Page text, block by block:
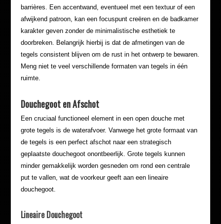
barrières. Een accentwand, eventueel met een textuur of een
afwijkend patroon, kan een focuspunt creëren en de badkamer
karakter geven zonder de minimalistische esthetiek te
doorbreken. Belangrijk hierbij is dat de afmetingen van de
tegels consistent blijven om de rust in het ontwerp te bewaren.
Meng niet te veel verschillende formaten van tegels in één
ruimte.
Douchegoot en Afschot
Een cruciaal functioneel element in een open douche met
grote tegels is de waterafvoer. Vanwege het grote formaat van
de tegels is een perfect afschot naar een strategisch
geplaatste douchegoot onontbeerlijk. Grote tegels kunnen
minder gemakkelijk worden gesneden om rond een centrale
put te vallen, wat de voorkeur geeft aan een lineaire
douchegoot.
Lineaire Douchegoot